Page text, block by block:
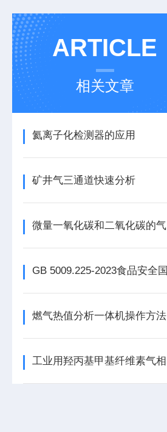
ARTICLE
相关文章
氦离子化检测器的应用
矿井气三通道快速分析
燃气热值分析一体机操作方法